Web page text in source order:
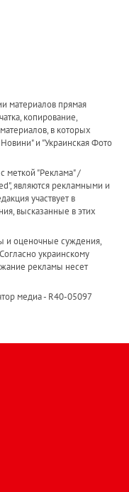
материалов прямая
копирование,
в которых
и "Украинская Фото
меткой "Реклама" /
являются рекламными и
участвует в
высказанные в этих
и оценочные суждения,
украинскому
рекламы несет
медиа - R40-05097